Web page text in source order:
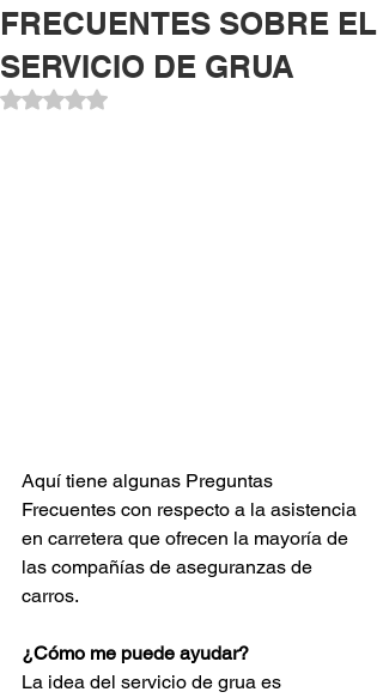
FRECUENTES SOBRE EL
SERVICIO DE GRUA
Obtuvo NaN de 5 estrellas.
Aquí tiene algunas Preguntas
Frecuentes con respecto a la asistencia
en carretera que ofrecen la mayoría de
las compañías de aseguranzas de
carros.
¿Cómo me puede ayudar?
La idea del servicio de grua es